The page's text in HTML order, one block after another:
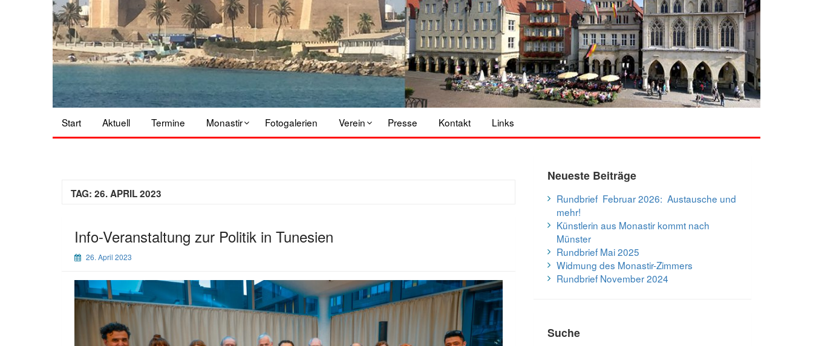
Start Aktuell Termine Monastir Fotogalerien Verein Presse Kontakt Links
TAG: 26. APRIL 2023
Info-Veranstaltung zur Politik in Tunesien
26. April 2023
Neueste Beiträge
Rundbrief Februar 2026: Austausche und
mehr!
Künstlerin aus Monastir kommt nach
Münster
Rundbrief Mai 2025
Widmung des Monastir-Zimmers
Rundbrief November 2024
Suche